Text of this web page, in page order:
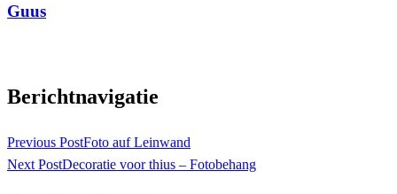
Guus
Berichtnavigatie
Previous PostFoto auf Leinwand
Next PostDecoratie voor thius – Fotobehang